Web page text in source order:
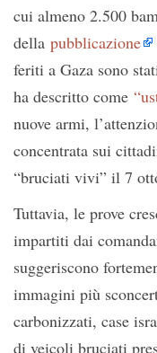
cui almeno 2.500
della pubblicazione
feriti a Gaza sono
ha descritto come
nuove armi,
concentrata sui
“bruciati vivi” il 7
Tuttavia, le prove
impartiti dai
suggeriscono
immagini più
carbonizzati, case
di veicoli bruciati